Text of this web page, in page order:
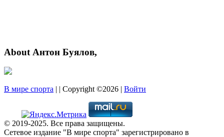
About Антон Буялов,
В мире спорта | | Copyright ©2026 | Войти
© 2019-2025. Все права защищены.
Сетевое издание "В мире спорта" зарегистрировано в